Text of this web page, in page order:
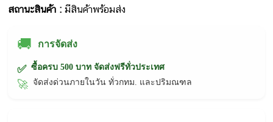
สถานะสินค้า :มีสินค้าพร้อมส่ง
🚚 การจัดส่ง
✅ ซื้อครบ 500 บาท จัดส่งฟรีทั่วประเทศ
🚀 จัดส่งด่วนภายในวัน ทั่วกทม. และปริมณฑล